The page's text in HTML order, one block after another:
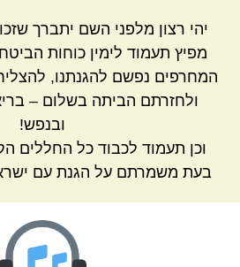
יהי רצון מלפני השם יתברך
מפיץ תעמוד לימין כוחות
המחרפים נפשם להגנתנו,
ולחזרתם הביתה בשלום –
ובנפש!
וכן תעמוד לכבוד כל החללים
בעת משמרתם על הגנת עם